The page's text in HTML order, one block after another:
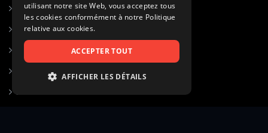
Poster une annonce
Actualités
Voir le hall of fame
utilisant notre site Web, vous acceptez tous
les cookies conformément à notre Politique
relative aux cookies.
ACCEPTER TOUT
AFFICHER LES DÉTAILS